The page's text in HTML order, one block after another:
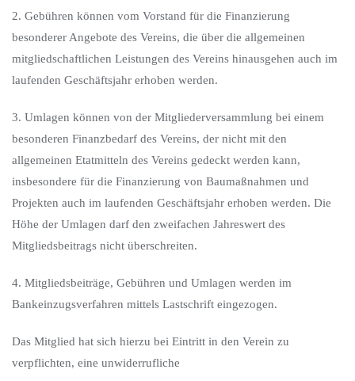
2. Gebühren können vom Vorstand für die Finanzierung
besonderer Angebote des Vereins, die über die allgemeinen
mitgliedschaftlichen Leistungen des Vereins hinausgehen auch im
laufenden Geschäftsjahr erhoben werden.
3. Umlagen können von der Mitgliederversammlung bei einem
besonderen Finanzbedarf des Vereins, der nicht mit den
allgemeinen Etatmitteln des Vereins gedeckt werden kann,
insbesondere für die Finanzierung von Baumaßnahmen und
Projekten auch im laufenden Geschäftsjahr erhoben werden. Die
Höhe der Umlagen darf den zweifachen Jahreswert des
Mitgliedsbeitrags nicht überschreiten.
4. Mitgliedsbeiträge, Gebühren und Umlagen werden im
Bankeinzugsverfahren mittels Lastschrift eingezogen.
Das Mitglied hat sich hierzu bei Eintritt in den Verein zu
verpflichten, eine unwiderrufliche